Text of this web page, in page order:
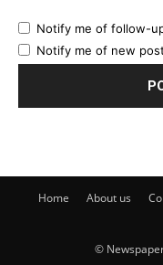
Notify me of follow-
Notify me of new
Home About us
©